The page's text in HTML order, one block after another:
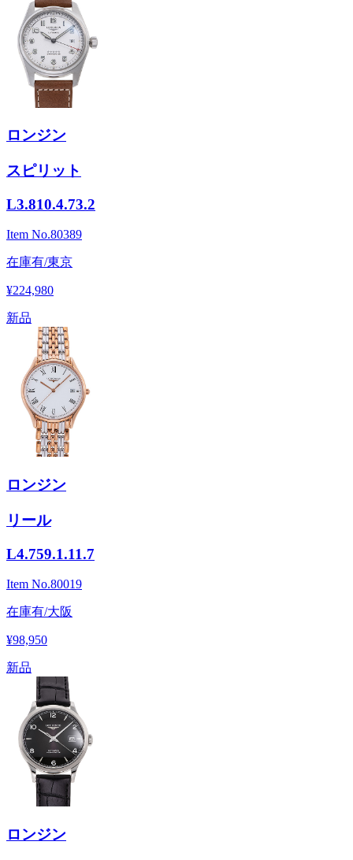
ロンジン
スピリット
L3.810.4.73.2
Item No.80389
在庫有/東京
¥224,980
新品
ロンジン
リール
L4.759.1.11.7
Item No.80019
在庫有/大阪
¥98,950
新品
ロンジン